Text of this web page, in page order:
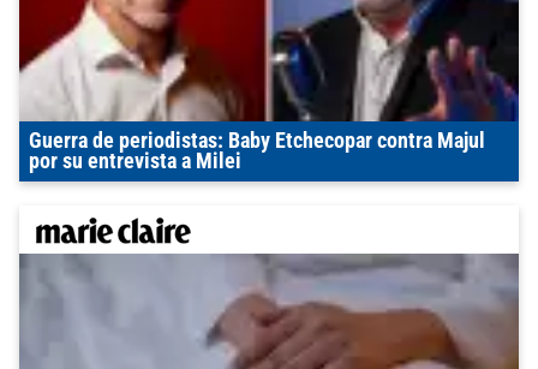
Guerra de periodistas: Baby Etchecopar contra Majul
por su entrevista a Milei